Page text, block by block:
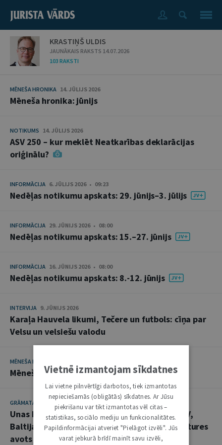
KRASTIŅŠ ULDIS
JAUNĀKAIS RAKSTS 14.07.2026
103 RAKSTI
MĒNEŠA HRONIKA 14. JŪLIJS 2026
Mēneša hronika: jūnijs
NOTIKUMS 14. JŪLIJS 2026
ASV 250 – kur meklēt Neatkarības deklarācijas
oriģinālu?
INFORMĀCIJA 6. JŪLIJS 2026 • 09:23
Nedēļas notikumu apskats: 29. jūnijs–3. jūlijs
INFORMĀCIJA 29. JŪNIJS 2026 • 08:00
Nedēļas notikumu apskats: 15.–27. jūnijs
INFORMĀCIJA 16. JŪNIJS 2026 • 08:00
Nedēļas notikumu apskats: 8.-12. jūnijs
INTERVIJA 9. JŪNIJS 2026
Karaļa Hauvela likumi, Tečere un futbols: cīņa par
Velsu un velsiešu valodu
MĒNEŠA HRONIKA
Mēneša hronika: aprīlis
GRĀMATAS 12. MAIJS 2026
Unas Bergmanes “Nenoteiktības politika. ASV,
Baltijas jautājums un PSRS sabrukums” – vēstures
avots juristiem
Vietnē izmantojam sīkdatnes
Lai vietne pilnvērtīgi darbotos, tiek izmantotas
nepieciešamās (obligātās) sīkdatnes. Ar Jūsu
piekrišanu var tikt izmantotas vēl citas –
statistikas, sociālo mediju un funkcionalitātes.
Papildinformācijai atveriet "Pielāgot izvēli". Jūs
varat jebkurā brīdī mainīt savu izvēli,